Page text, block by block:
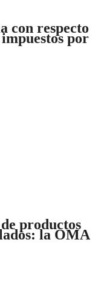
con respecto
por
productos
la OMA